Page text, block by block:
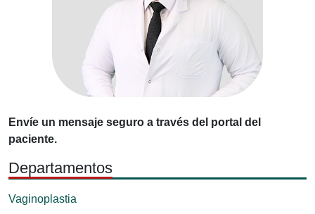
Envíe un mensaje seguro a través del portal del
paciente.
Departamentos
Vaginoplastia